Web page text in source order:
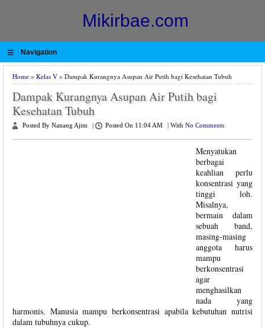
Mikirbae.com
≡ Navigation
Home » Kelas V » Dampak Kurangnya Asupan Air Putih bagi Kesehatan Tubuh
Dampak Kurangnya Asupan Air Putih bagi
Kesehatan Tubuh
Posted By Nanang Ajim Posted On 11:04 AM With No Comments
Menyatukan
berbagai
keahlian perlu
konsentrasi yang
tinggi loh.
Misalnya,
bermain dalam
sebuah band,
masing-masing
anggota harus
mampu
berkonsentrasi
agar
menghasilkan
nada yang
harmonis. Manusia mampu berkonsentrasi apabila kebutuhan nutrisi
dalam tubuhnya cukup.